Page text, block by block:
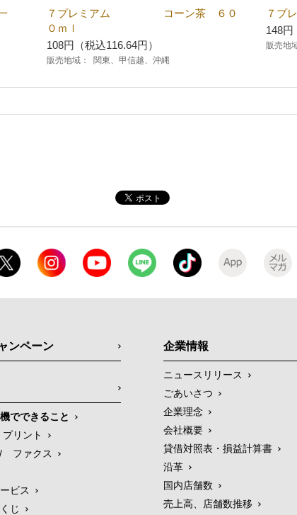
７プレミアム コーン茶 ６０
０ｍｌ
108円（税込116.64円）
販売地域： 関東、甲信越、沖縄
７プ
148円
販売地
ンペーン
でできること
プリント
/
ファクス
ビス
じ
企業情報
ニュースリリース
ごあいさつ
企業理念
会社概要
貸借対照表・損益計算書
沿革
国内店舗数
売上高、店舗数推移